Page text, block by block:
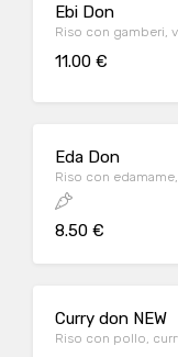
Ebi Don
Riso con gamberi,
11.00 €
Eda Don
Riso con
8.50 €
Curry don NEW
Riso con pollo,